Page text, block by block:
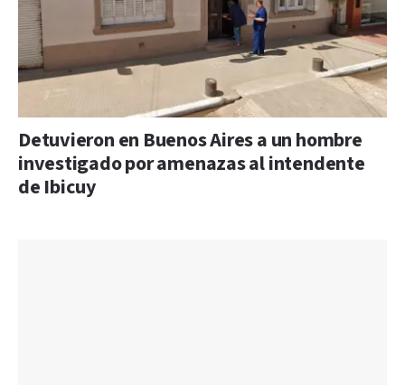
Detuvieron en Buenos Aires a un hombre
investigado por amenazas al intendente
de Ibicuy